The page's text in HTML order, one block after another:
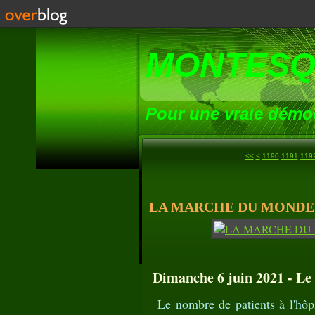
Pour une vraie
<< < 1100
1110
1120
1130
1140
1150
1160
1170
1180
1190 1191
LA MARCHE DU
Dimanche 6 juin 2021 -
Le nombre de patients à